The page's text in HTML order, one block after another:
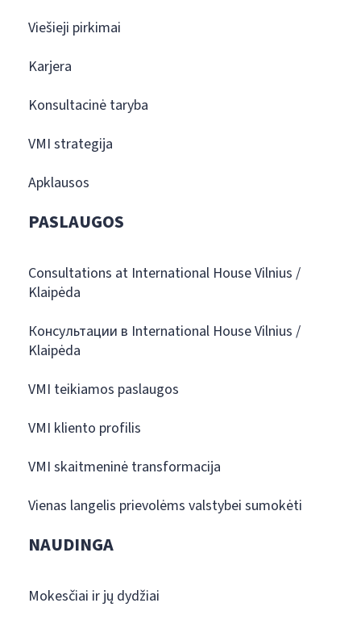
Viešieji pirkimai
Karjera
Konsultacinė taryba
VMI strategija
Apklausos
PASLAUGOS
Consultations at International House Vilnius /
Klaipėda
Консультации в International House Vilnius /
Klaipėda
VMI teikiamos paslaugos
VMI kliento profilis
VMI skaitmeninė transformacija
Vienas langelis prievolėms valstybei sumokėti
NAUDINGA
Mokesčiai ir jų dydžiai